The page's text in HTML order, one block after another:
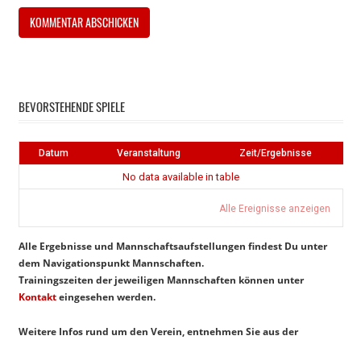
BEVORSTEHENDE SPIELE
Datum Veranstaltung Zeit/Ergebnisse
No data available in table
Alle Ereignisse anzeigen
Alle Ergebnisse und Mannschaftsaufstellungen findest Du unter
dem Navigationspunkt Mannschaften.
Trainingszeiten der jeweiligen Mannschaften können unter
Kontakteingesehen werden.
Weitere Infos rund um den Verein, entnehmen Sie aus der